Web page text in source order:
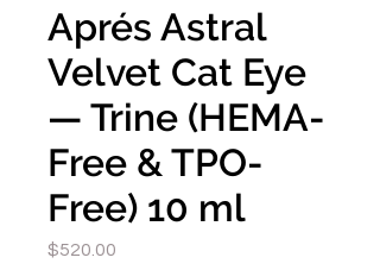
Aprés Astral
Velvet Cat Eye
— Trine (HEMA-
Free & TPO-
Free) 10 ml
$520.00